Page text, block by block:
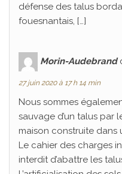
défense des talus
fouesnantais, […]
Morin-Audebrand
27 juin 2020 à 17 h 14 min
Nous sommes
sauvage d’un talus par
maison construite dans
Le cahier des charges
interdit d’abattre les